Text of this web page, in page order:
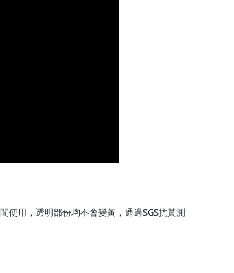
使用，透明部份均不會變黃，通過SGS抗黃測